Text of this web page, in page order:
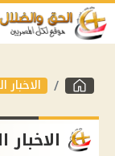
الاخبار
الاخبار